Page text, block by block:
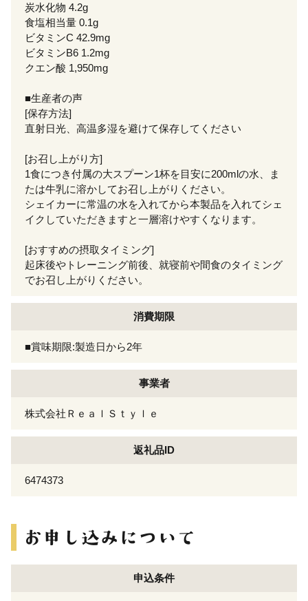
炭水化物 4.2g
食塩相当量 0.1g
ビタミンC 42.9mg
ビタミンB6 1.2mg
クエン酸 1,950mg
■生産者の声
[保存方法]
直射日光、高温多湿を避けて保存してください
[お召し上がり方]
1食につき付属の大スプーン1杯を目安に200mlの水、ま
たは牛乳に溶かしてお召し上がりください。
シェイカーに常温の水を入れてから本製品を入れてシェ
イクしていただきますと一層溶けやすくなります。
[おすすめの摂取タイミング]
起床後やトレーニング前後、就寝前や間食のタイミング
でお召し上がりください。
消費期限
■賞味期限:製造日から2年
事業者
株式会社ＲｅａｌＳｔｙｌｅ
返礼品ID
6474373
申込条件